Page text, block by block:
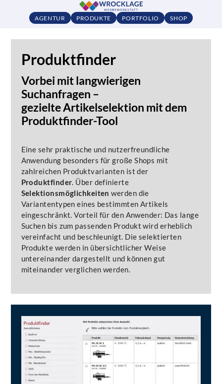
AGENTUR PRODUKTE PORTFOLIO SHOP
Produktfinder
Vorbei mit langwierigen
Suchanfragen –
gezielte Artikelselektion mit dem
Produktfinder-Tool
Eine sehr praktische und nutzerfreundliche
Anwendung besonders für große Shops mit
zahlreichen Produktvarianten ist der
Produktfinder. Über definierte
Selektionsmöglichkeiten werden die
Variantentypen eines bestimmten Artikels
eingeschränkt. Vorteil für den Anwender: Das lange
Suchen bis zum passenden Produkt wird erheblich
vereinfacht und beschleunigt. Die selektierten
Produkte werden in übersichtlicher Weise
untereinander dargestellt und können gut
miteinander verglichen werden.